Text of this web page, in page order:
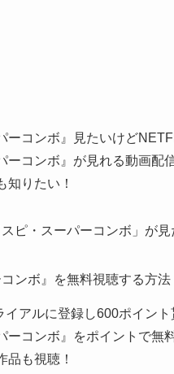
ーコンボ』見たいけど
ーコンボ』が見れる動画配
知りたい！
ピ・スーパーコンボ」が
コンボ』を無料視聴する方法
イアルに登録し600ポイント
ーコンボ』をポイントで無
品も視聴！